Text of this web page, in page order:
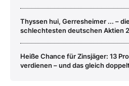
Thyssen hui, Gerresheimer ... –
schlechtesten deutschen Aktien
Heiße Chance für Zinsjäger: 13
verdienen – und das gleich